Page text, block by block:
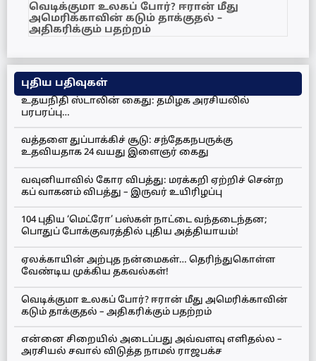
வெடிக்குமா உலகப் போர்? ஈரான் மீது
அமெரிக்காவின் கடும் தாக்குதல் –
அதிகரிக்கும் பதற்றம்
புதிய பதிவுகள்
உதயநிதி ஸ்டாலின் கைது: தமிழக அரசியலில்
பரபரப்பு…
வத்தளை துப்பாக்கிச் சூடு: சந்தேகநபருக்கு
உதவியதாக 24 வயது இளைஞர் கைது
வவுனியாவில் கோர விபத்து: மரக்கறி ஏற்றிச் சென்ற
கப் வாகனம் விபத்து – இருவர் உயிரிழப்பு
104 புதிய ‘மெட்ரோ’ பஸ்கள் நாட்டை வந்தடைந்தன;
பொதுப் போக்குவரத்தில் புதிய அத்தியாயம்!
ஏலக்காயின் அற்புத நன்மைகள்… தெரிந்துகொள்ள
வேண்டிய முக்கிய தகவல்கள்!
வெடிக்குமா உலகப் போர்? ஈரான் மீது அமெரிக்காவின்
கடும் தாக்குதல் – அதிகரிக்கும் பதற்றம்
என்னை சிறையில் அடைப்பது அவ்வளவு எளிதல்ல –
அரசியல் சவால் விடுத்த நாமல் ராஜபக்ச